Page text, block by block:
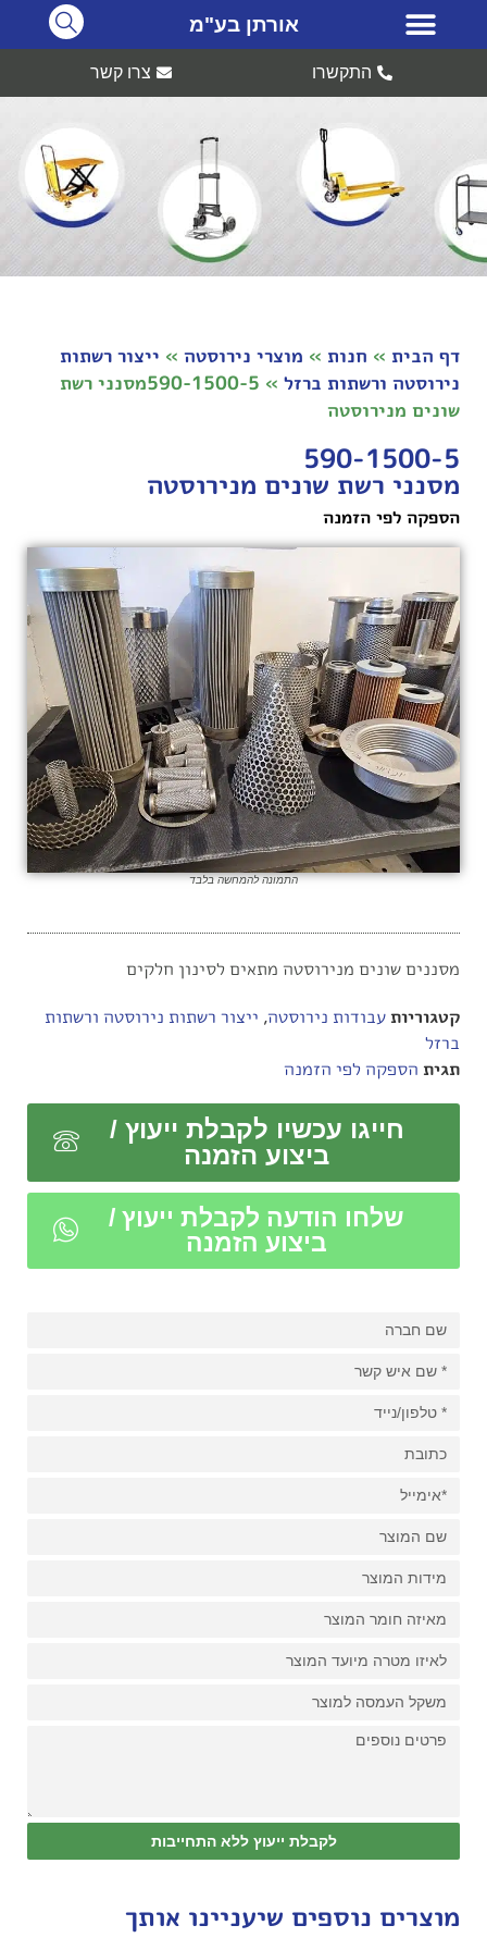
אורתן בע"מ
התקשרו צרו קשר
דף הבית » חנות » מוצרי נירוסטה » ייצור רשתות
נירוסטה ורשתות ברזל »
590-1500-5מסנני רשת
שונים מנירוסטה
590-1500-5
מסנני רשת שונים מנירוסטה
הספקה לפי הזמנה
התמונה להמחשה בלבד
מסננים שונים מנירוסטה מתאים לסינון חלקים
קטגוריות עבודות נירוסטה, ייצור רשתות נירוסטה ורשתות
ברזל
תגית הספקה לפי הזמנה
חייגו עכשיו לקבלת ייעוץ /
ביצוע הזמנה
שלחו הודעה לקבלת ייעוץ /
ביצוע הזמנה
לקבלת ייעוץ ללא התחייבות
מוצרים נוספים שיעניינו אותך